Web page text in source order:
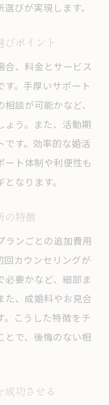
びが実現します。
ポイント
合、料金とサービス
。手厚いサポート
談が可能かなど、
ょう。また、活動期
です。効率的な婚活
ート体制や利便性も
なります。
の特徴
ランごとの追加費用
回カウンセリングが
要かなど、細部ま
た、成婚料やお見合
。こうした特徴をチ
とで、後悔のない相
功させる